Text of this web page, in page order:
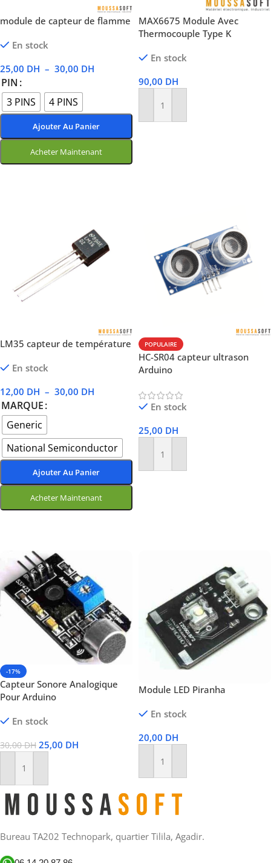
module de capteur de flamme
En stock
25,00 DH – 30,00 DH
PIN
3 PINS
4 PINS
Ajouter Au Panier
Acheter Maintenant
MAX6675 Module Avec
Thermocouple Type K
En stock
90,00 DH
Ajouter Au Panier
LM35 capteur de température
En stock
12,00 DH – 30,00 DH
MARQUE
Generic
National Semiconductor
Ajouter Au Panier
Acheter Maintenant
POPULAIRE
HC-SR04 capteur ultrason
Arduino
En stock
25,00 DH
Ajouter Au Panier
-17%
Capteur Sonore Analogique
Pour Arduino
En stock
30,00DH 25,00 DH
Ajouter Au Panier
Module LED Piranha
En stock
20,00 DH
Ajouter Au Panier
Bureau TA202 Technopark, quartier Tilila, Agadir.